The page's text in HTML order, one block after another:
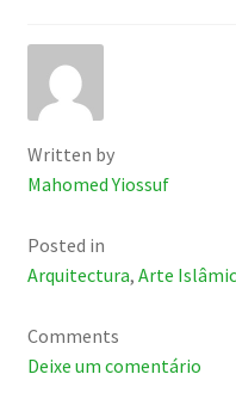
Written by
Mahomed Yiossuf
Posted in
Arquitectura, Arte
Comments
Deixe um comentário